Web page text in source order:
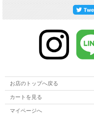
お店のトップへ戻る
カートを見る
マイページへ